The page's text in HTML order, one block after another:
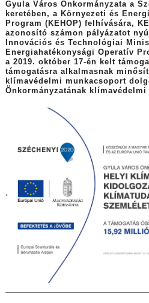
Gyula Város Önkormányzata a
keretében, a Környezeti és
Program (KEHOP) felhívására,
azonosító számon pályázatot
Innovációs és Technológiai
Energiahatékonysági Operatív
a 2019. október 17-én kelt
támogatásra alkalmasnak
klímavédelmi munkacsoport
Önkormányzatának